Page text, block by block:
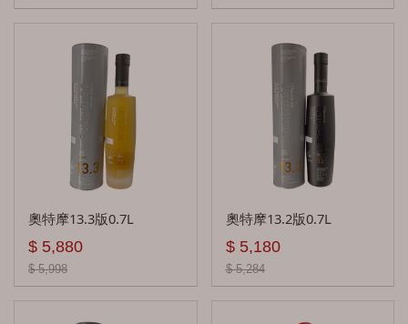
奧徳摩爾 Ardmore
百齡罈 Ballantine's
布雷本 Blackburn
貝瑞兄弟 Berry Bros＆Rudd
班度 Beinn Dubh
大嘴巴Big Mouth
鄧肯泰勒 Big Smoke
奧特摩13.3版0.7L
$ 5,880
$ 5,998
奧特摩13.2版0.7L
$ 5,180
$ 5,284